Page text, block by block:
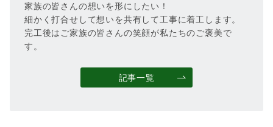
家族の皆さんの想いを形にしたい！
細かく打合せして想いを共有して工事に着工します。
完工後はご家族の皆さんの笑顔が私たちのご褒美で
す。
記事一覧